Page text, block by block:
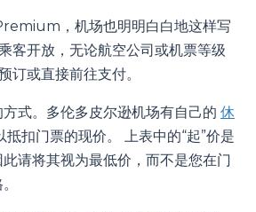
，机场也明明白白地这样写
客开放，无论航空公司或机票等级
订或直接前往支付。
式。多伦多皮尔逊机场有自己的 休
抵扣门票的现价。 上表中的“起”价是
请将其视为最低价，而不是您在门